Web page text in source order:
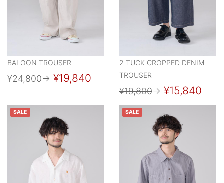
BALOON TROUSER
¥24,800→ ¥19,840
2 TUCK CROPPED DENIM
TROUSER
¥19,800→ ¥15,840
SALE SALE